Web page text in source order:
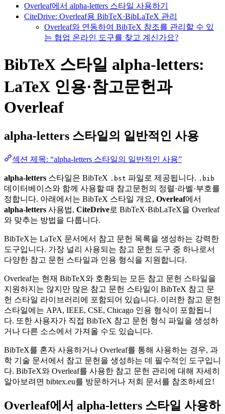
Overleaf에서 alpha-letters 스타일 사용하기
CiteDrive: Overleaf용 BibTeX·BibLaTeX 관리
Overleaf와 연동하여 BibTeX 참조를 관리할 수 있
는 협업 온라인 도구를 찾고 계신가요?
BibTeX 스타일 alpha-letters:
LaTeX 인용·참고문헌과
Overleaf
alpha-letters 스타일의 일반적인 사용
섹션 제목: “alpha-letters 스타일의 일반적인 사용”
alpha-letters 스타일은 BibTeX .bst 파일로 제공됩니다. .bib
데이터베이스와 함께 사용할 때 참고문헌의 정렬·라벨·부호를
정합니다. 아래에서는 BibTeX 스타일 개요, Overleaf에서
alpha-letters 사용법, CiteDrive로 BibTeX·BibLaTeX을 Overleaf
와 맞추는 방법을 다룹니다.
BibTeX는 LaTeX 문서에서 참고 문헌 목록을 생성하는 강력한
도구입니다. 가장 널리 사용되는 참고 문헌 도구 중 하나로서
다양한 참고 문헌 스타일과 인용 형식을 지원합니다.
Overleaf는 현재 BibTeX와 호환되는 모든 참고 문헌 스타일을
지원하지는 않지만 많은 참고 문헌 스타일이 BibTeX 참고 문
헌 스타일 라이브러리에 포함되어 있습니다. 이러한 참고 문헌
스타일에는 APA, IEEE, CSE, Chicago 인용 형식이 포함됩니
다. 또한 사용자가 직접 BibTeX 참고 문헌 형식 파일을 생성하
거나 다른 소스에서 가져올 수도 있습니다.
BibTeX를 혼자 사용하거나 Overleaf를 통해 사용하는 경우, 과
학 기술 문서에서 참고 문헌을 생성하는 데 필수적인 도구입니
다. BibTeX와 Overleaf를 사용한 참고 문헌 관리에 대해 자세히
알아보려면 bibtex.eu를 방문하거나 저희 문서를 참조하세요!
Overleaf에서 alpha-letters 스타일 사용하